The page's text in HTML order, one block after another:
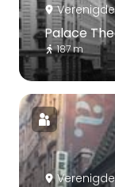
Palace
187 m